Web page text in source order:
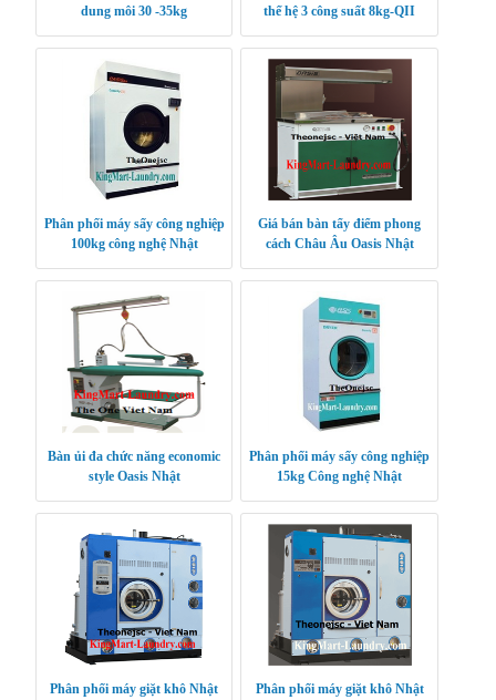
dung môi 30 -35kg thế hệ 3 công suất 8kg-QII
Phân phối máy sấy công nghiệp
100kg công nghệ Nhật
Giá bán bàn tẩy điểm phong
cách Châu Âu Oasis Nhật
Bàn ủi đa chức năng economic
style Oasis Nhật
Phân phối máy sấy công nghiệp
15kg Công nghệ Nhật
Phân phối máy giặt khô Nhật
Phân phối máy giặt khô Nhật